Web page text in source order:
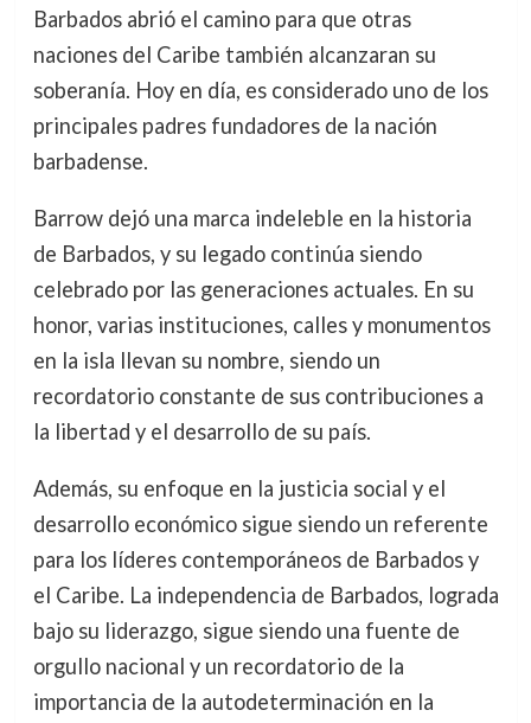
Barbados abrió el camino para que otras
naciones del Caribe también alcanzaran su
soberanía. Hoy en día, es considerado uno de los
principales padres fundadores de la nación
barbadense.
Barrow dejó una marca indeleble en la historia
de Barbados, y su legado continúa siendo
celebrado por las generaciones actuales. En su
honor, varias instituciones, calles y monumentos
en la isla llevan su nombre, siendo un
recordatorio constante de sus contribuciones a
la libertad y el desarrollo de su país.
Además, su enfoque en la justicia social y el
desarrollo económico sigue siendo un referente
para los líderes contemporáneos de Barbados y
el Caribe. La independencia de Barbados, lograda
bajo su liderazgo, sigue siendo una fuente de
orgullo nacional y un recordatorio de la
importancia de la autodeterminación en la